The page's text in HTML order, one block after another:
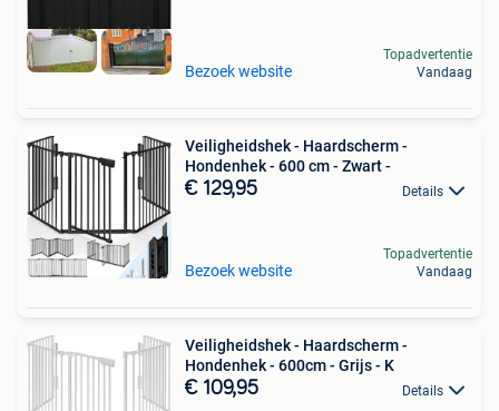
Bezoek website
Topadvertentie
Vandaag
Veiligheidshek - Haardscherm -
Hondenhek - 600 cm - Zwart -
€ 129,95 Details
Bezoek website
Topadvertentie
Vandaag
Veiligheidshek - Haardscherm -
Hondenhek - 600cm - Grijs - K
€ 109,95 Details